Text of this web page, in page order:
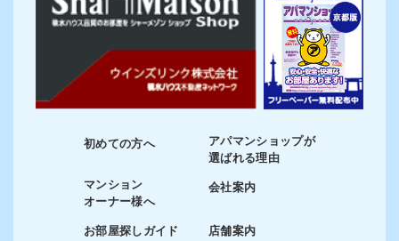
初めての方へ
マンション
オーナー様へ
お部屋探しガイド
アパマンショップが
選ばれる理由
会社案内
店舗案内